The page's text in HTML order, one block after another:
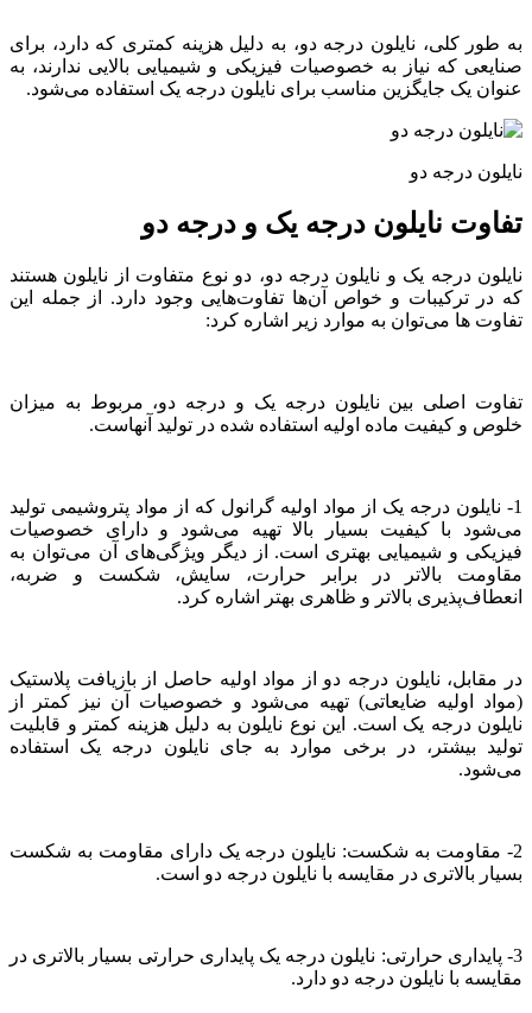
به طور کلی، نایلون درجه دو، به دلیل هزینه کمتری که دارد، برای
صنایعی که نیاز به خصوصیات فیزیکی و شیمیایی بالایی ندارند، به
عنوان یک جایگزین مناسب برای نایلون درجه یک استفاده می‌شود.
نایلون درجه دو
تفاوت نایلون درجه یک و درجه دو
نایلون درجه یک و نایلون درجه دو، دو نوع متفاوت از نایلون هستند
که در ترکیبات و خواص آن‌ها تفاوت‌هایی وجود دارد. از جمله این
تفاوت ها می‌توان به موارد زیر اشاره کرد:
تفاوت اصلی بین نایلون درجه یک و درجه دو، مربوط به میزان
خلوص و کیفیت ماده اولیه استفاده شده در تولید آنهاست.
1- نایلون درجه یک از مواد اولیه گرانول که از مواد پتروشیمی تولید
می‌شود با کیفیت بسیار بالا تهیه می‌شود و دارای خصوصیات
فیزیکی و شیمیایی بهتری است. از دیگر ویژگی‌های آن می‌توان به
مقاومت بالاتر در برابر حرارت، سایش، شکست و ضربه،
انعطاف‌پذیری بالاتر و ظاهری بهتر اشاره کرد.
در مقابل، نایلون درجه دو از مواد اولیه حاصل از بازیافت پلاستیک
(مواد اولیه ضایعاتی) تهیه می‌شود و خصوصیات آن نیز کمتر از
نایلون درجه یک است. این نوع نایلون به دلیل هزینه کمتر و قابلیت
تولید بیشتر، در برخی موارد به جای نایلون درجه یک استفاده
می‌شود.
2- مقاومت به شکست: نایلون درجه یک دارای مقاومت به شکست
بسیار بالاتری در مقایسه با نایلون درجه دو است.
3- پایداری حرارتی: نایلون درجه یک پایداری حرارتی بسیار بالاتری در
مقایسه با نایلون درجه دو دارد.